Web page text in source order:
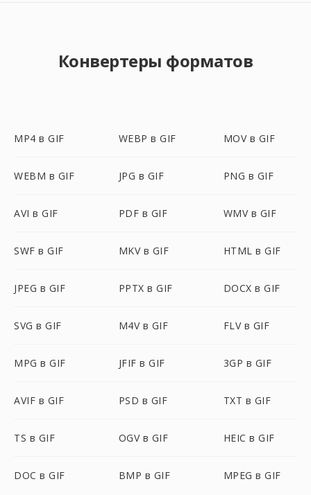
Конвертеры форматов
MP4 в GIF WEBP в GIF MOV в GIF
WEBM в GIF JPG в GIF PNG в GIF
AVI в GIF PDF в GIF WMV в GIF
SWF в GIF MKV в GIF HTML в GIF
JPEG в GIF PPTX в GIF DOCX в GIF
SVG в GIF M4V в GIF FLV в GIF
MPG в GIF JFIF в GIF 3GP в GIF
AVIF в GIF PSD в GIF TXT в GIF
TS в GIF OGV в GIF HEIC в GIF
DOC в GIF BMP в GIF MPEG в GIF